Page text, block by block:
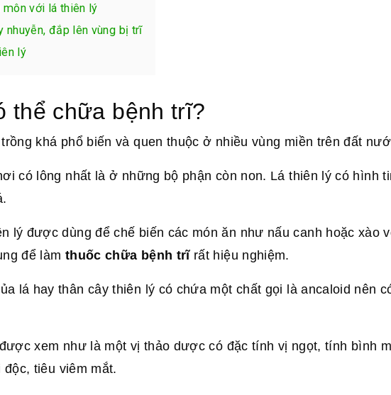
môn với lá thiên lý
nhuyễn, đắp lên vùng bị trĩ
lý
thể chữa bệnh trĩ?
khá phổ biến và quen thuộc ở nhiều vùng miền trên đất
có lông nhất là ở những bộ phận còn non. Lá thiên lý có hình
lý được dùng để chế biến các món ăn như nấu canh hoặc xào
để làm thuốc chữa bệnh trĩrất hiệu nghiệm.
lá hay thân cây thiên lý có chứa một chất gọi là ancaloid nên
xem như là một vị thảo dược có đặc tính vị ngọt, tính bình
tiêu viêm mắt.